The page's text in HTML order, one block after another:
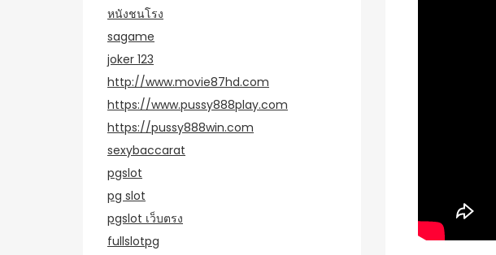
หนังชนโรง
sagame
joker 123
http://www.movie87hd.com
https://www.pussy888play.com
https://pussy888win.com
sexybaccarat
pgslot
pg slot
pgslot เว็บตรง
fullslotpg